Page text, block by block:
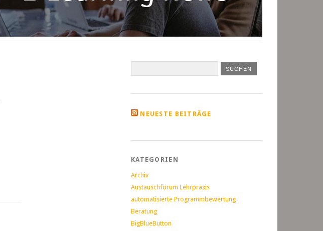
NEUESTE BEITRÄGE
KATEGORIEN
Archiv
Austauschforum Lehrpraxis
automatisierte Programmbewertung
Beratung
BigBlueButton